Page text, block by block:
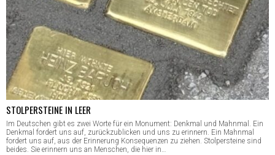
STOLPERSTEINE IN LEER
Im Deutschen gibt es zwei Worte für ein Monument: Denkmal und Mahnmal. Ein
Denkmal fordert uns auf, zurückzublicken und uns zu erinnern. Ein Mahnmal
fordert uns auf, aus der Erinnerung Konsequenzen zu ziehen. Stolpersteine sind
beides. Sie erinnern uns an Menschen, die hier in…